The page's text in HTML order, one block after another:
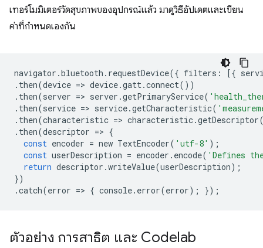
เทอร์โมมิเตอร์วัดสุขภาพของอุปกรณ์แล้ว มาดูวิธีอัปเดตและเขียน
ค่าที่กำหนดเองกัน
navigator .bluetooth . requestDevice({ filters : [{
. then(device => device.gatt.connect())
. then(server => server .getPrimaryService(
. then(service => service.getCharacteristic(
. then(characteristic => characteristic.getDescriptor
. then(descriptor => {
const encoder = new TextEncoder( 'utf-8' );
const userDescription = encoder . encode( 'Defines
return descriptor .writeValue(userDescription);
})
.catch(error => { console. error(error); });
ตัวอย่าง การสาธิต และ Codelab